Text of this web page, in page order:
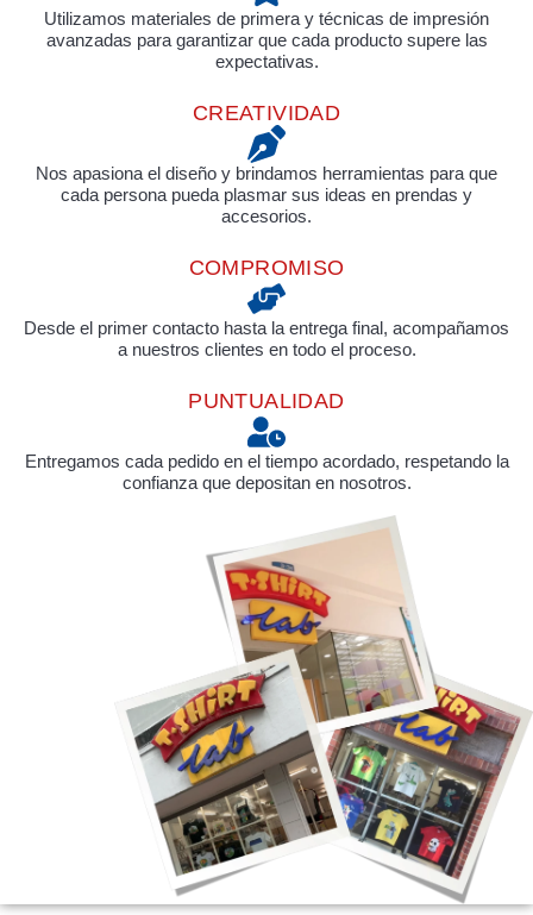
Utilizamos materiales de primera y técnicas de impresión
avanzadas para garantizar que cada producto supere las
expectativas.
CREATIVIDAD
Nos apasiona el diseño y brindamos herramientas para que
cada persona pueda plasmar sus ideas en prendas y
accesorios.
COMPROMISO
Desde el primer contacto hasta la entrega final, acompañamos
a nuestros clientes en todo el proceso.
PUNTUALIDAD
Entregamos cada pedido en el tiempo acordado, respetando la
confianza que depositan en nosotros.